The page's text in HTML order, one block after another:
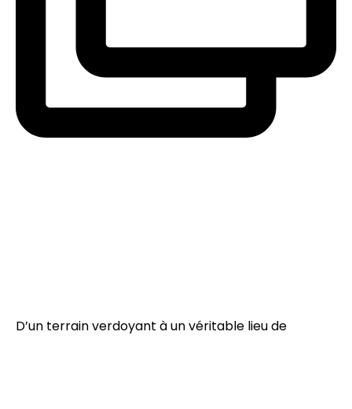
D’un terrain verdoyant à un véritable lieu de